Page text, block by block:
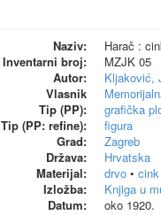
Naziv:
Harač :
Inventarni broj:
MZJK 05
Autor:
Kljaković,
Vlasnik
Tip (PP):
grafička
Tip (PP: refine):
figura
Grad:
Zagreb
Država:
Hrvatska
Materijal:
drvo• cink
Izložba:
Knjiga u
Datum:
oko 1920.